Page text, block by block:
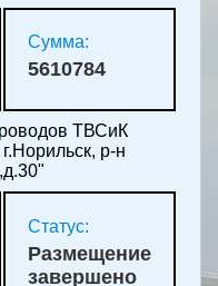
Сумма:
5610784
ТВСиК
р-н
Статус:
Размещение
завершено